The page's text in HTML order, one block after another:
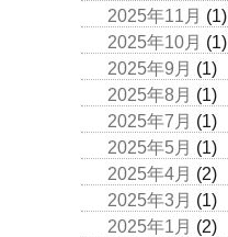
2025年11月 (1)
2025年10月 (1)
2025年9月 (1)
2025年8月 (1)
2025年7月 (1)
2025年5月 (1)
2025年4月 (2)
2025年3月 (1)
2025年1月 (2)